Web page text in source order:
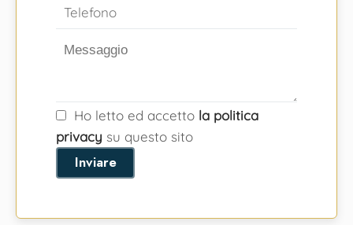
Ho letto ed accetto la politica
privacy su questo sito
Inviare